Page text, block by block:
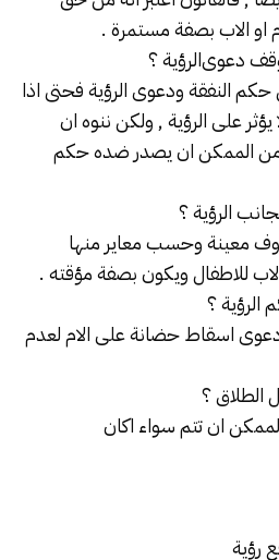
او الاب بصفة مستمرة .
دعوىالرؤية؟
النفقة ودعوى الرؤية فحتى اذا
على الرؤية , ولكن ننوه ان
من الممكن ان يصدر ضده حكم
الرؤية ؟
معينة وحسب معاير منها
للاطفال ويكون بصفة مؤقته .
الرؤية ؟
اسقاط حضانة على الام لعدم
الطلاق ؟
ان تتم سواء اكان
رؤية